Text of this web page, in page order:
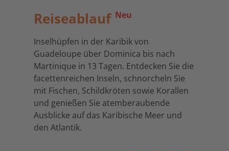
Reiseablauf Neu
Inselhüpfen in der Karibik von
Guadeloupe über Dominica bis nach
Martinique in 13 Tagen. Entdecken Sie die
facettenreichen Inseln, schnorcheln Sie
mit Fischen, Schildkröten sowie Korallen
und genießen Sie atemberaubende
Ausblicke auf das Karibische Meer und
den Atlantik.